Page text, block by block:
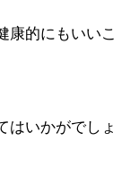
康的にもいいこ
はいかがでしょ